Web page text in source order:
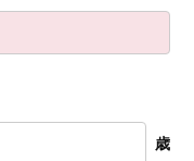
歳